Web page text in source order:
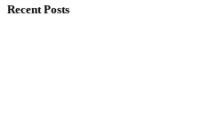
Recent Posts